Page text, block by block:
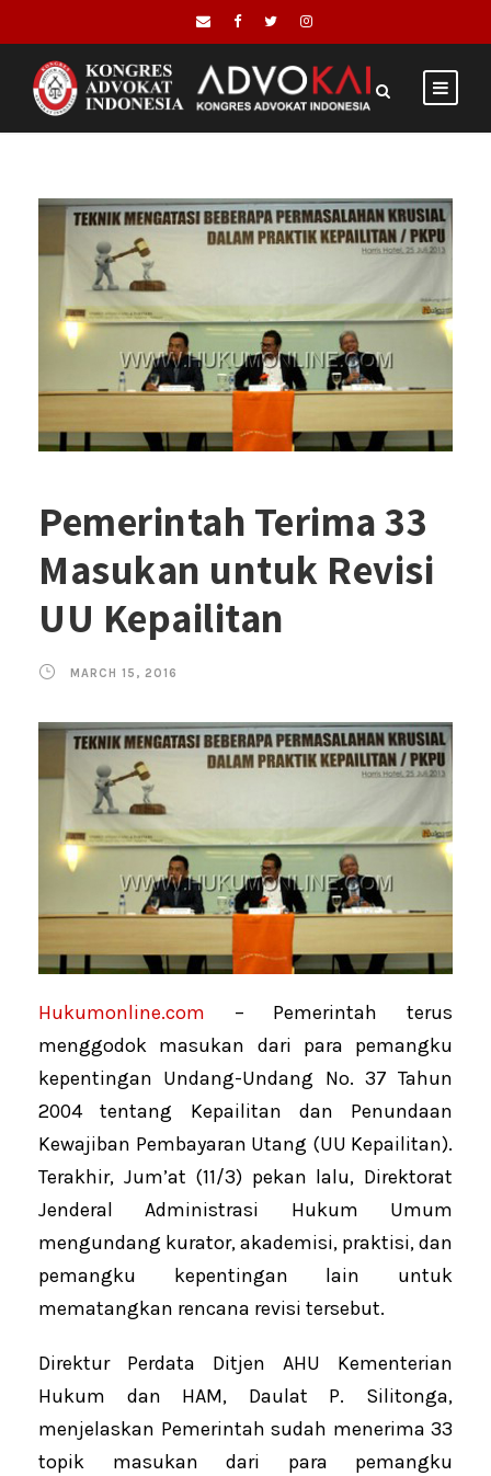
Pemerintah Terima 33
Masukan untuk Revisi
UU Kepailitan
MARCH 15, 2016
Hukumonline.com – Pemerintah terus
menggodok masukan dari para pemangku
kepentingan Undang-Undang No. 37 Tahun
2004 tentang Kepailitan dan Penundaan
Kewajiban Pembayaran Utang (UU Kepailitan).
Terakhir, Jum’at (11/3) pekan lalu, Direktorat
Jenderal Administrasi Hukum Umum
mengundang kurator, akademisi, praktisi, dan
pemangku kepentingan lain untuk
mematangkan rencana revisi tersebut.
Direktur Perdata Ditjen AHU Kementerian
Hukum dan HAM, Daulat P. Silitonga,
menjelaskan Pemerintah sudah menerima 33
topik masukan dari para pemangku